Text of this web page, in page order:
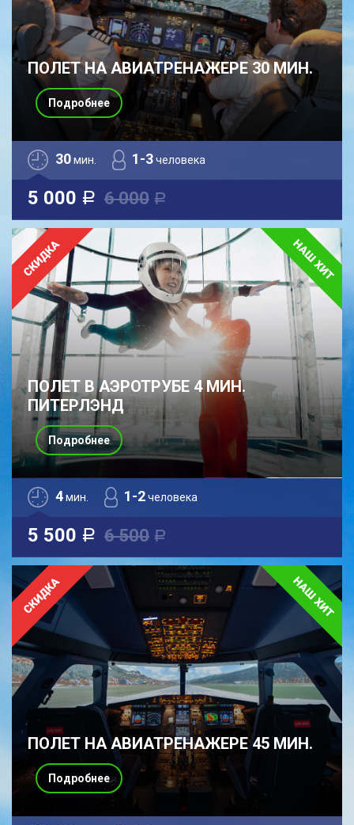
ПОЛЕТ НА АВИАТРЕНАЖЕРЕ 30 МИН.
30мин. 1-3человека
5 000 a 6 000 a
Подробнее
ПОЛЕТ В АЭРОТРУБЕ 4 МИН.
ПИТЕРЛЭНД
4мин. 1-2человека
5 500 a 6 500 a
Подробнее
ПОЛЕТ НА АВИАТРЕНАЖЕРЕ 45 МИН.
Подробнее